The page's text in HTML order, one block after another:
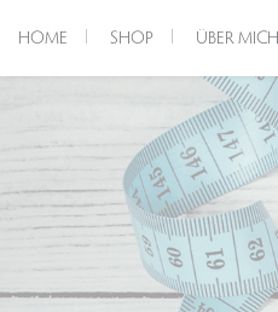
HOME SHOP ÜBER MICH